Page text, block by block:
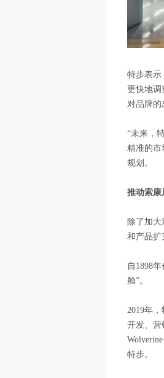
特步表示
更快地
对品牌的
“未来，
精准的市
规划。
推动索康
除了加
和产品扩
自1898
舱”。
2019年
开发、营
特步。